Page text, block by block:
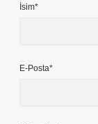
İsim*
E-Posta*